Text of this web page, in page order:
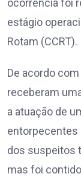
ocorrência foi
estágio
Rotam (CCRT).
De acordo
receberam
a atuação de
entorpecentes
dos suspeitos
mas foi